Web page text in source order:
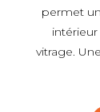
permet
vitrage.